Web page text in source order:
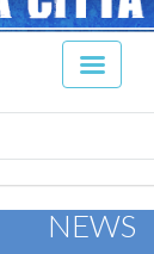
NEWS